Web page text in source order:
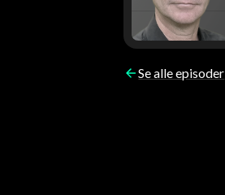
Se alle episoder